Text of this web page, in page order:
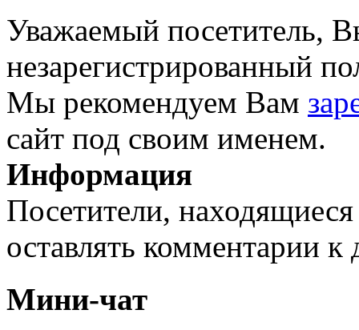
Уважаемый посетитель,
незарегистрированный
Мы рекомендуем Вам
сайт под своим именем.
Информация
Посетители,
оставлять комментарии
Мини-чат